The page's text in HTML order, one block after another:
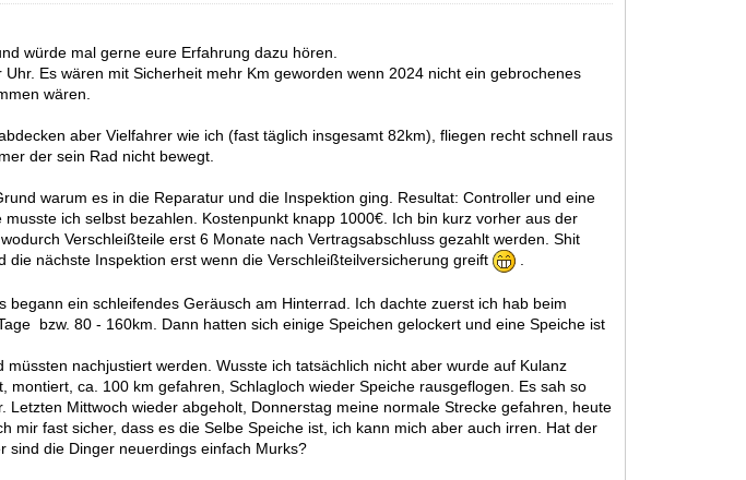
würde mal gerne eure Erfahrung dazu hören.
Es wären mit Sicherheit mehr Km geworden wenn 2024 nicht ein gebrochenes
wären.
aber Vielfahrer wie ich (fast täglich insgesamt 82km), fliegen recht schnell raus
der sein Rad nicht bewegt.
warum es in die Reparatur und die Inspektion ging. Resultat: Controller und eine
ich selbst bezahlen. Kostenpunkt knapp 1000€. Ich bin kurz vorher aus der
Verschleißteile erst 6 Monate nach Vertragsabschluss gezahlt werden. Shit
die nächste Inspektion erst wenn die Verschleißteilversicherung greift
.
ein schleifendes Geräusch am Hinterrad. Ich dachte zuerst ich hab beim
bzw. 80 - 160km. Dann hatten sich einige Speichen gelockert und eine Speiche ist
nachjustiert werden. Wusste ich tatsächlich nicht aber wurde auf Kulanz
ca. 100 km gefahren, Schlagloch wieder Speiche rausgeflogen. Es sah so
Mittwoch wieder abgeholt, Donnerstag meine normale Strecke gefahren, heute
fast sicher, dass es die Selbe Speiche ist, ich kann mich aber auch irren. Hat der
sind die Dinger neuerdings einfach Murks?